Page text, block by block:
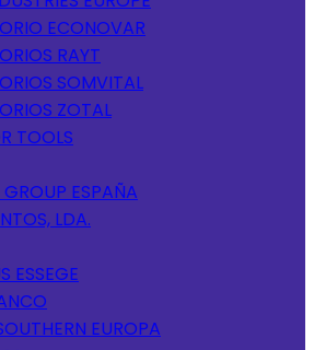
ECONOVAR
RAYT
SOMVITAL
ZOTAL
TOOLS
ESPAÑA
LDA.
ESSEGE
EUROPA